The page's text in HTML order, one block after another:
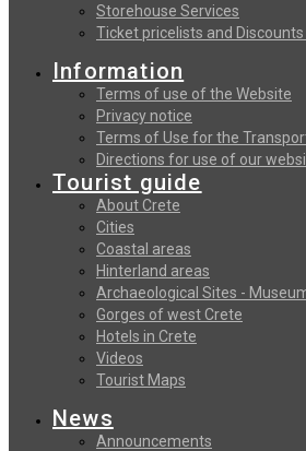
Storehouse Services
Ticket pricelists and Discounts
Information
Terms of use of the Website
Privacy notice
Terms of Use for the
Directions for use of our
Tourist guide
About Crete
Cities
Coastal areas
Hinterland areas
Archaeological Sites -
Gorges of west Crete
Hotels in Crete
Videos
Tourist Maps
News
Announcements